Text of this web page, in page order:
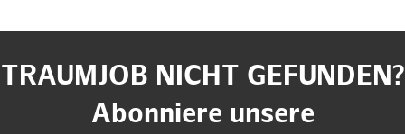
TRAUMJOB NICHT GEFUNDEN?
Abonniere unsere